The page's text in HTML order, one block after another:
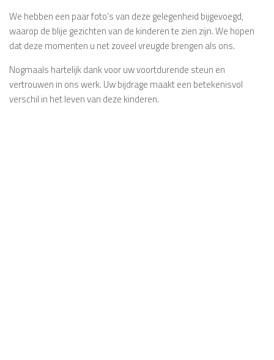
We hebben een paar foto’s van deze gelegenheid bijgevoegd,
waarop de blije gezichten van de kinderen te zien zijn. We hopen
dat deze momenten u net zoveel vreugde brengen als ons.
Nogmaals hartelijk dank voor uw voortdurende steun en
vertrouwen in ons werk. Uw bijdrage maakt een betekenisvol
verschil in het leven van deze kinderen.